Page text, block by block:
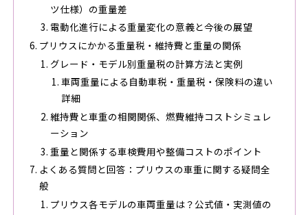
ツ仕様）の重量差
電動化進行による重量変化の意義と今後の展望
プリウスにかかる重量税・維持費と重量の関係
グレード・モデル別重量税の計算方法と実例
車両重量による自動車税・重量税・保険料の違い
詳細
維持費と車重の相関関係、燃費維持コストシミュレ
ーション
重量と関係する車検費用や整備コストのポイント
よくある質問と回答：プリウスの車重に関する疑問全
般
プリウス各モデルの車両重量は？公式値・実測値の